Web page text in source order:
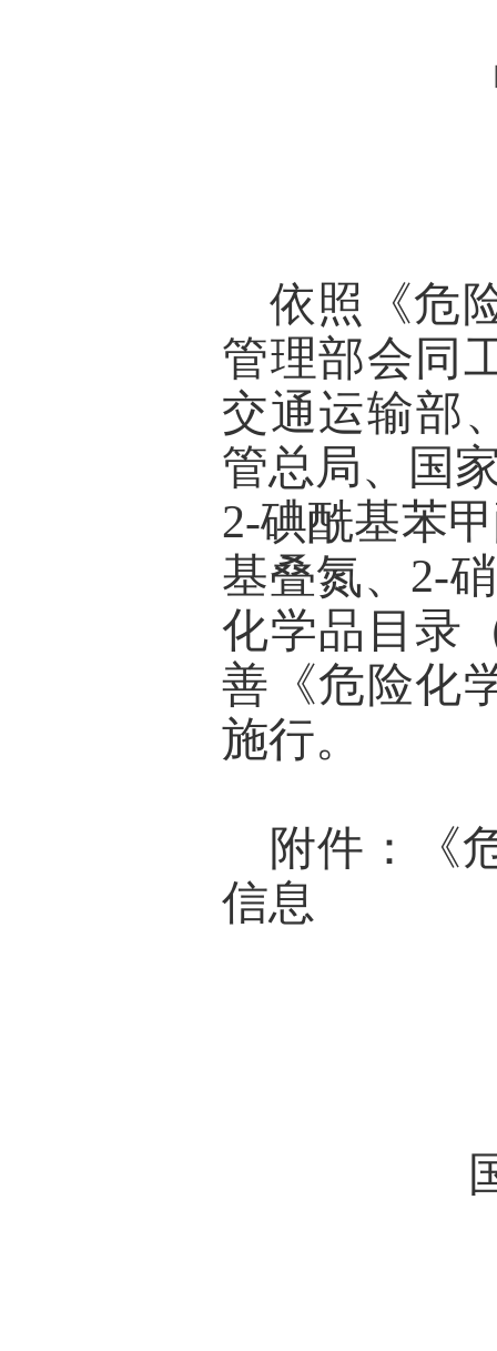
依照《危
管理部会同
交通运输部
管总局、国
2-碘酰基苯
基叠氮、 2-
化学品目录
善《危险化
施行。
附件：《
信息